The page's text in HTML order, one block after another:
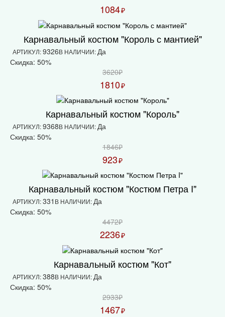
1084₽
Карнавальный костюм "Король с мантией"
АРТИКУЛ:9326В НАЛИЧИИ: Да
Скидка: 50%
3620₽
1810₽
Карнавальный костюм "Король"
АРТИКУЛ:9368В НАЛИЧИИ: Да
Скидка: 50%
1846₽
923₽
Карнавальный костюм "Костюм Петра I"
АРТИКУЛ:331 В НАЛИЧИИ:Да
Скидка: 50%
4472₽
2236₽
Карнавальный костюм "Кот"
АРТИКУЛ:388В НАЛИЧИИ: Да
Скидка: 50%
2933₽
1467₽